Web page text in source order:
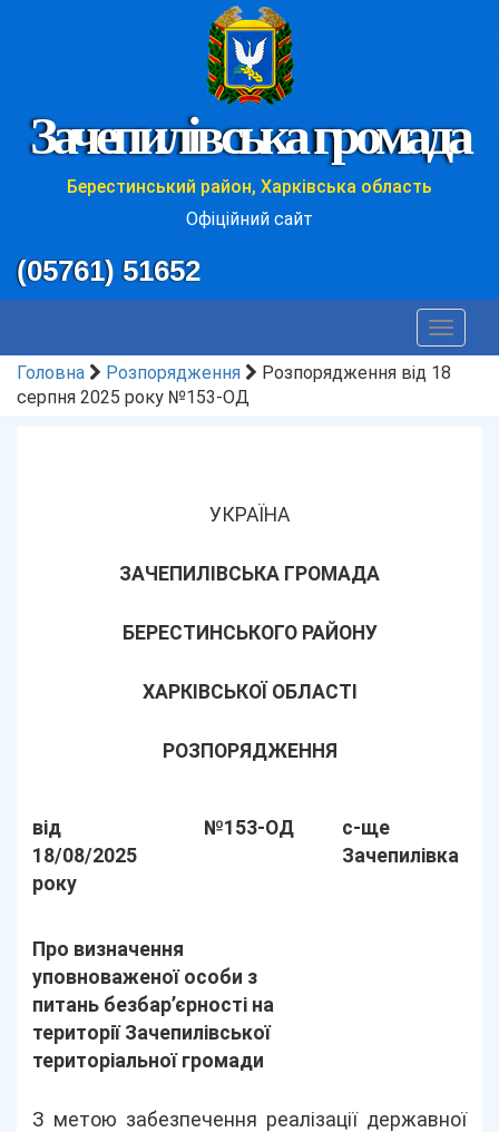
Зачепилівська громада
Берестинський район, Харківська область
Офіційний сайт
(05761) 51652
Toggle
Головна
Розпорядження
Розпорядження від 18
серпня 2025 року №153-ОД
УКРАЇНА
ЗАЧЕПИЛІВСЬКА ГРОМАДА
БЕРЕСТИНСЬКОГО РАЙОНУ
ХАРКІВСЬКОЇ ОБЛАСТІ
РОЗПОРЯДЖЕННЯ
від
18/08/2025
року
№153-ОД
с-ще
Зачепилівка
Про визначення
уповноваженої особи з
питань безбар’єрності на
території Зачепилівської
територіальної громади
З метою забезпечення реалізації державної